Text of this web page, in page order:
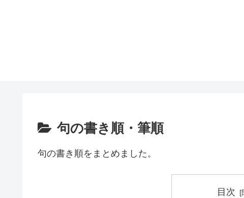
句の書き順・筆順
句の書き順をまとめました。
目次